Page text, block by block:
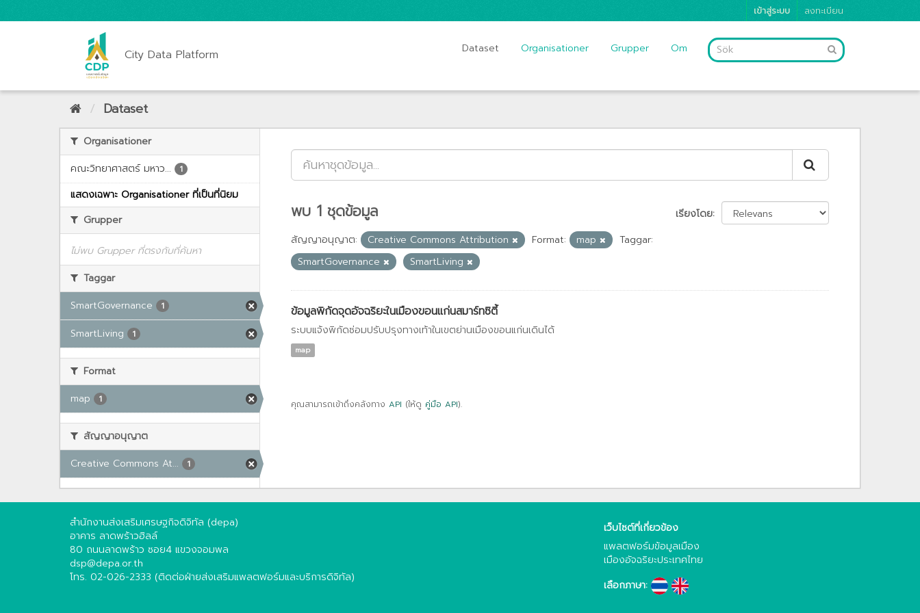
เข้าสู่ระบบ ลงทะเบียน
City Data Platform Dataset Organisationer Grupper Om
Dataset
Organisationer
คณะวิทยาศาสตร์ มหาว...
1
แสดงเฉพาะ Organisationer ที่เป็นที่นิยม
Grupper
ไม่พบ Grupper ที่ตรงกับที่ค้นหา
Taggar
SmartGovernance
1
SmartLiving 1
Format
map
1
สัญญาอนุญาต
Creative Commons At...
1
เรียงโดย
พบ 1 ชุดข้อมูล
สัญญาอนุญาต: Creative Commons Attribution Format: map
Taggar:
SmartGovernance
SmartLiving
ข้อมูลพิกัดจุดอัจฉริยะในเมืองขอนแก่นสมาร์ทซิตี้
ระบบแจ้งพิกัดซ่อมปรับปรุงทางเท้าในเขตย่านเมืองขอนแก่นเดินได้
map
คุณสามารถเข้าถึงคลังทาง API (ให้ดู คู่มือ API).
สำนักงานส่งเสริมเศรษฐกิจดิจิทัล (depa)
อาคาร ลาดพร้าวฮิลล์
80 ถนนลาดพร้าว ซอย4 แขวงจอมพล
dsp@depa.or.th
โทร. 02-026-2333 (ติดต่อฝ่ายส่งเสริมแพลตฟอร์มและบริการดิจิทัล)
เว็บไซต์ที่เกี่ยวข้อง
แพลตฟอร์มข้อมูลเมือง
เมืองอัจฉริยะประเทศไทย
เลือกภาษา